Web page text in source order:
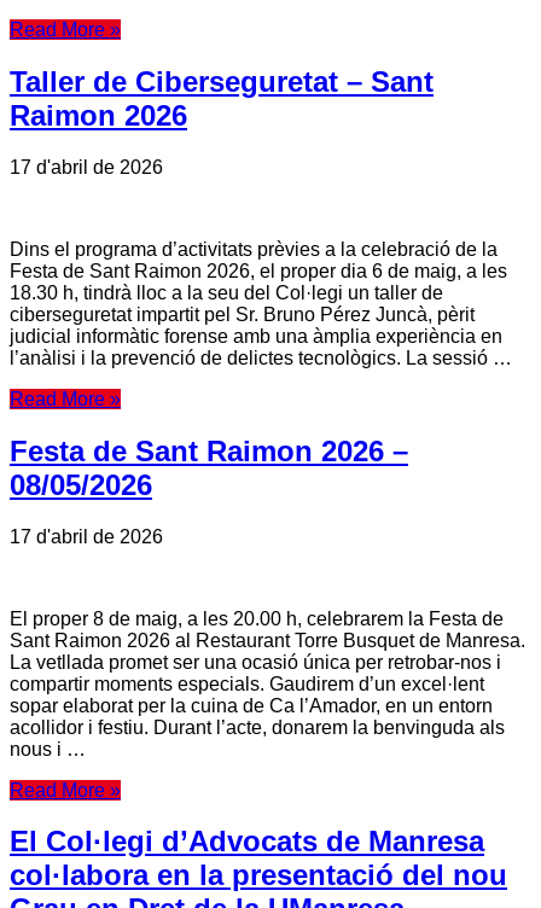
Read More »
Taller de Ciberseguretat – Sant
Raimon 2026
17 d'abril de 2026
Dins el programa d’activitats prèvies a la celebració de la
Festa de Sant Raimon 2026, el proper dia 6 de maig, a les
18.30 h, tindrà lloc a la seu del Col·legi un taller de
ciberseguretat impartit pel Sr. Bruno Pérez Juncà, pèrit
judicial informàtic forense amb una àmplia experiència en
l’anàlisi i la prevenció de delictes tecnològics. La sessió …
Read More »
Festa de Sant Raimon 2026 –
08/05/2026
17 d'abril de 2026
El proper 8 de maig, a les 20.00 h, celebrarem la Festa de
Sant Raimon 2026 al Restaurant Torre Busquet de Manresa.
La vetllada promet ser una ocasió única per retrobar-nos i
compartir moments especials. Gaudirem d’un excel·lent
sopar elaborat per la cuina de Ca l’Amador, en un entorn
acollidor i festiu. Durant l’acte, donarem la benvinguda als
nous i …
Read More »
El Col·legi d’Advocats de Manresa
col·labora en la presentació del nou